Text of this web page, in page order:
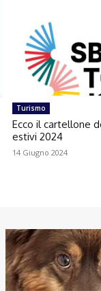
Turismo
Ecco il cartellone
estivi 2024
14 Giugno 2024